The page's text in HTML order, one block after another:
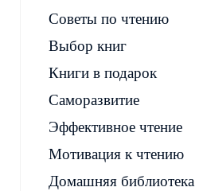
Советы по чтению
Выбор книг
Книги в подарок
Саморазвитие
Эффективное чтение
Мотивация к чтению
Домашняя библиотека